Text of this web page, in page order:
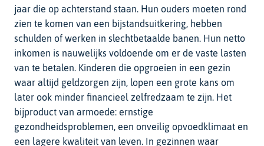
jaar die op achterstand staan. Hun ouders moeten rond
zien te komen van een bijstandsuitkering, hebben
schulden of werken in slechtbetaalde banen. Hun netto
inkomen is nauwelijks voldoende om er de vaste lasten
van te betalen. Kinderen die opgroeien in een gezin
waar altijd geldzorgen zijn, lopen een grote kans om
later ook minder financieel zelfredzaam te zijn. Het
bijproduct van armoede: ernstige
gezondheidsproblemen, een onveilig opvoedklimaat en
een lagere kwaliteit van leven. In gezinnen waar